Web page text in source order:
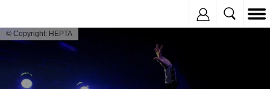
© Copyright: HEPTA